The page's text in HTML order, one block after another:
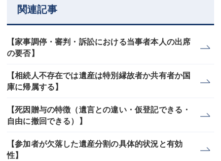
関連記事
【家事調停・審判・訴訟における当事者本人の出席
の要否】
【相続人不存在では遺産は特別縁故者か共有者か国
庫に帰属する】
【死因贈与の特徴（遺言との違い・仮登記できる・
自由に撤回できる）】
【参加者が欠落した遺産分割の具体的状況と有効
性】